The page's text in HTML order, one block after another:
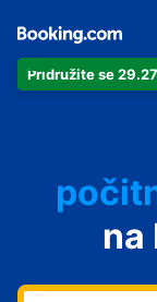
Pridružite se
na